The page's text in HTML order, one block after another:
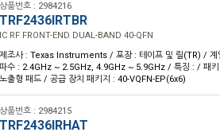
상품번호 : 2984216
TRF2436IRTBR
IC RF FRONT-END DUAL-BAND 40-QFN
제조사 : Texas Instruments / 포장 : 테이프 및 릴(TR) /
파수 : 2.4GHz ~ 2.5GHz, 4.9GHz ~ 5.9GHz / 특징 : / 패
노출형 패드 / 공급 장치 패키지 : 40-VQFN-EP(6x6)
상품번호 : 2984215
TRF2436IRHAT